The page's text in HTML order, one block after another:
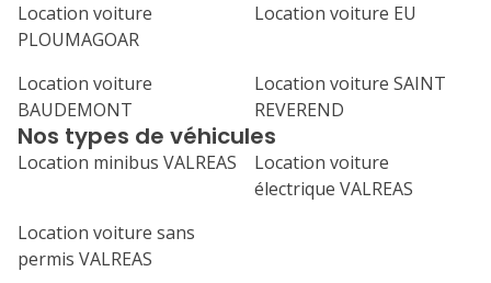
Location voiture
PLOUMAGOAR
Location voiture EU
Location voiture
BAUDEMONT
Location voiture SAINT
REVEREND
Nos types de véhicules
Location minibus VALREAS
Location voiture
électrique VALREAS
Location voiture sans
permis VALREAS